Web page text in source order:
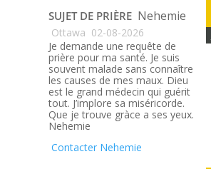
SUJET DE PRIÈRE Nehemie
Ottawa 02-08-2026
Je demande une requête de
prière pour ma santé. Je suis
souvent malade sans connaître
les causes de mes maux. Dieu
est le grand médecin qui guérit
tout. J’implore sa miséricorde.
Que je trouve gràce a ses yeux.
Nehemie
Contacter Nehemie